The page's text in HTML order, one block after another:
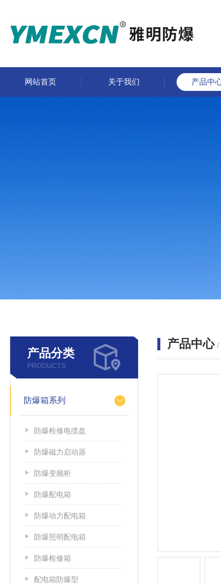
网站首页 关于我们 产品中
产品分类
PRODUCTS
防爆箱系列
防爆检修电缆盘
防爆磁力启动器
防爆变频柜
防爆配电箱
防爆动力配电箱
防爆照明配电箱
防爆检修箱
配电箱防爆型
产品中心 /